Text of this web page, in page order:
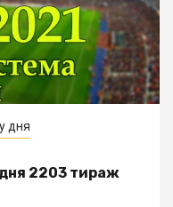
дня
2203 тираж